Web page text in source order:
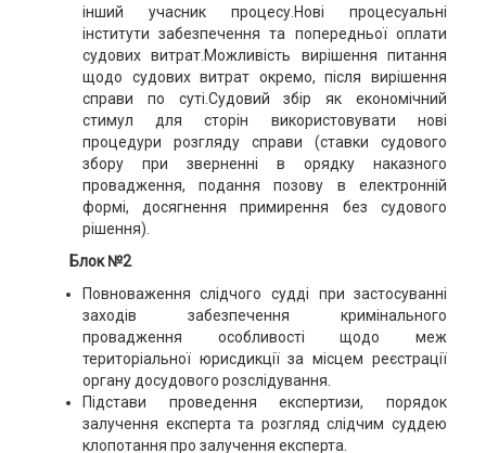
інший учасник процесу.Нові процесуальні
інститути забезпечення та попередньої оплати
судових витрат.Можливість вирішення питання
щодо судових витрат окремо, після вирішення
справи по суті.Судовий збір як економічний
стимул для сторін використовувати нові
процедури розгляду справи (ставки судового
збору при зверненні в орядку наказного
провадження, подання позову в електронній
формі, досягнення примирення без судового
рішення).
Блок №2
Повноваження слідчого судді при застосуванні
заходів забезпечення кримінального
провадження особливості щодо меж
територіальної юрисдикції за місцем реєстрації
органу досудового розслідування.
Підстави проведення експертизи, порядок
залучення експерта та розгляд слідчим суддею
клопотання про залучення експерта.